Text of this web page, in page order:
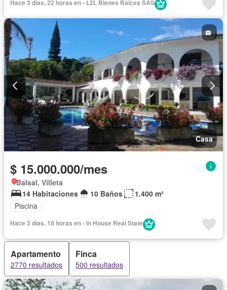
Hace 3 días, 22 horas en - L2L Bienes Raíces SAS
Casa
$ 15.000.000/mes
Balsal, Villeta
14 Habitaciones
10 Baños
1.400 m²
Piscina
Hace 3 días, 18 horas en - In House Real State
Apartamento
2770 resultados
Finca
500 resultados